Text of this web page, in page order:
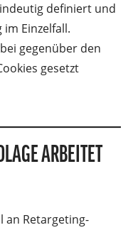
definiert und
Einzelfall.
gegenüber den
gesetzt
ARBEITET
an Retargeting-